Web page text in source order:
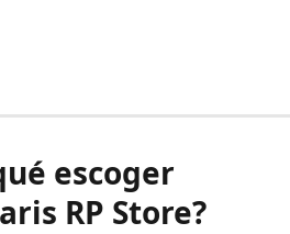
escoger
RP Store?